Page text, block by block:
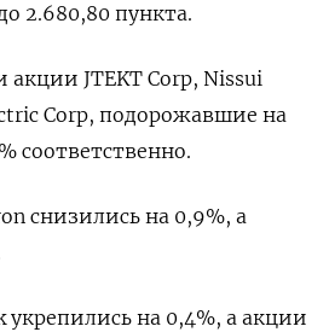
2.680,80 пункта.
JTEKT Corp, Nissui
Corp, подорожавшие на
соответственно.
снизились на 0,9%, а
на 0,4%, а акции